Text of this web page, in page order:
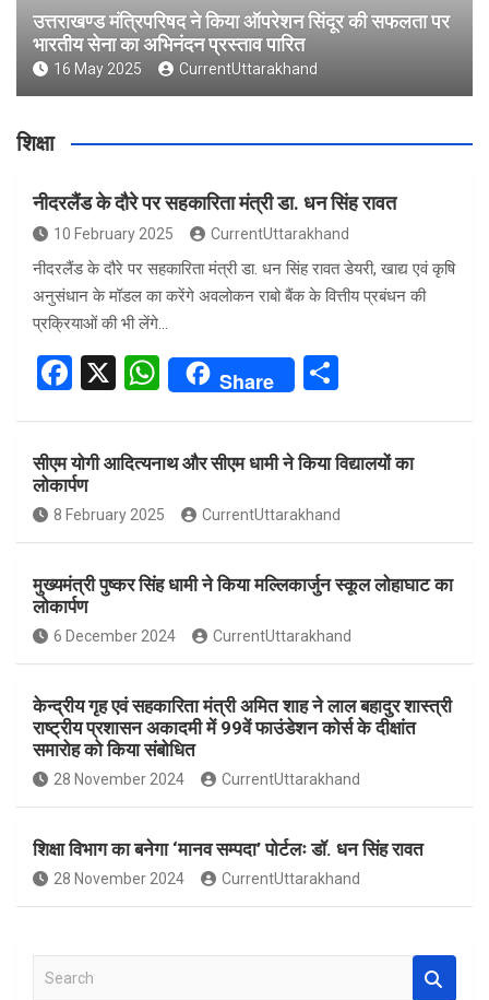
उत्तराखण्ड मंत्रिपरिषद ने किया ऑपरेशन सिंदूर की सफलता पर
भारतीय सेना का अभिनंदन प्रस्ताव पारित
16 May 2025 CurrentUttarakhand
शिक्षा
नीदरलैंड के दौरे पर सहकारिता मंत्री डा. धन सिंह रावत
10 February 2025 CurrentUttarakhand
नीदरलैंड के दौरे पर सहकारिता मंत्री डा. धन सिंह रावत डेयरी, खाद्य एवं कृषि
अनुसंधान के मॉडल का करेंगे अवलोकन राबो बैंक के वित्तीय प्रबंधन की
प्रक्रियाओं की भी लेंगे…
F
ce
b
o
o
k
X
W
s
A
p
p
Share
ar
e
सीएम योगी आदित्यनाथ और सीएम धामी ने किया विद्यालयों का
लोकार्पण
8 February 2025 CurrentUttarakhand
मुख्यमंत्री पुष्कर सिंह धामी ने किया मल्लिकार्जुन स्कूल लोहाघाट का
लोकार्पण
6 December 2024 CurrentUttarakhand
केन्द्रीय गृह एवं सहकारिता मंत्री अमित शाह ने लाल बहादुर शास्त्री
राष्ट्रीय प्रशासन अकादमी में 99वें फाउंडेशन कोर्स के दीक्षांत
समारोह को किया संबोधित
28 November 2024 CurrentUttarakhand
शिक्षा विभाग का बनेगा ‘मानव सम्पदा’ पोर्टलः डॉ. धन सिंह रावत
28 November 2024 CurrentUttarakhand